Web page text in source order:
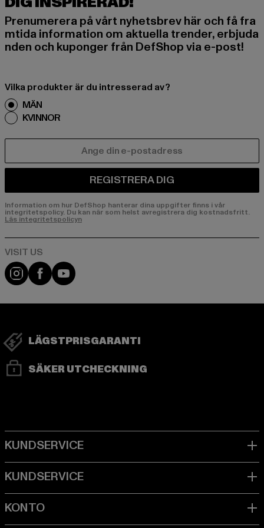
Prenumerera på vårt nyhetsbrev här och få fra
mtida information om aktuella trender, erbjuda
nden och kuponger från DefShop via e-post!
Vilka produkter är du intresserad av?
MÄN
KVINNOR
REGISTRERA DIG
Information om hur DefShop hanterar dina uppgifter finns i vår
integritetspolicy. Du kan när som helst avregistrera dig kostnadsfritt.
Läs integritetspolicyn
Visit our Instagram page:
Visit our Facebook page:
Visit our YouTube channel:
LÄGSTPRISGARANTI
SÄKER UTCHECKNING